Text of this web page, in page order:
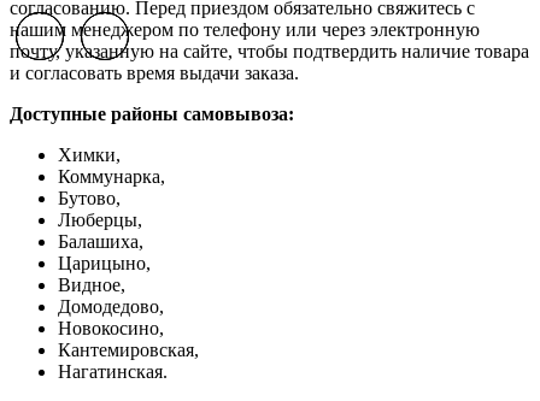
согласованию. Перед приездом обязательно свяжитесь с
нашим менеджером по телефону или через электронную
почту, указанную на сайте, чтобы подтвердить наличие товара
и согласовать время выдачи заказа.
Доступные районы самовывоза:
Химки,
Коммунарка,
Бутово,
Люберцы,
Балашиха,
Царицыно,
Видное,
Домодедово,
Новокосино,
Кантемировская,
Нагатинская.
Previous slideNext slide
Previous slideNext slide
Previous slideNext slide